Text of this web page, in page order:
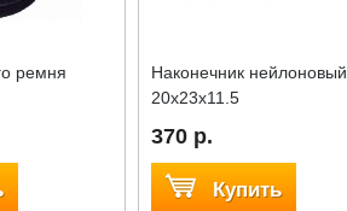
ремня
Наконечник нейлоновый
20x23x11.5
370 р.
Купить